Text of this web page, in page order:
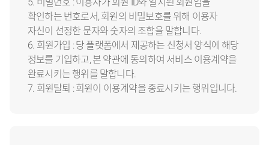
확인하는 번호로서, 회원의 비밀보호를 위해 이용자
자신이 선정한 문자와 숫자의 조합을 말합니다.
6. 회원가입 : 당 플랫폼에서 제공하는 신청서 양식에 해당
정보를 기입하고, 본 약관에 동의하여 서비스 이용계약을
완료시키는 행위를 말합니다.
7. 회원탈퇴 : 회원이 이용계약을 종료시키는 행위입니다.